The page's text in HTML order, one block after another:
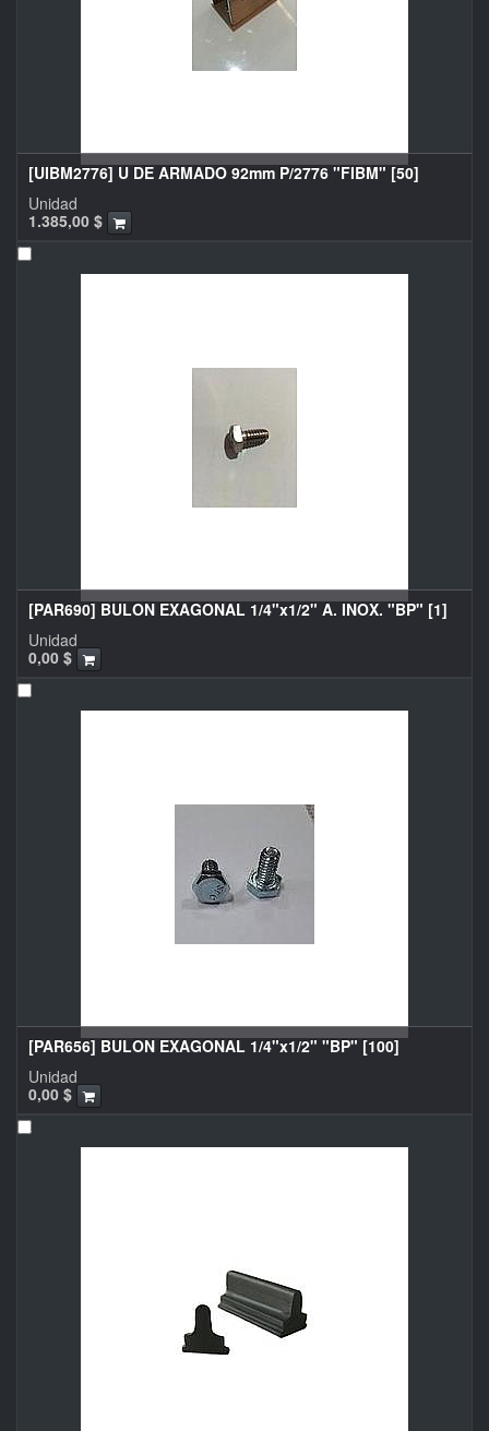
[UIBM2776] U DE ARMADO 92mm P/2776 "FIBM" [50]
1.385,00 $
Unidad
[PAR690] BULON EXAGONAL 1/4"x1/2" A. INOX. "BP" [1]
0,00 $
Unidad
[PAR656] BULON EXAGONAL 1/4"x1/2" "BP" [100]
0,00 $
Unidad